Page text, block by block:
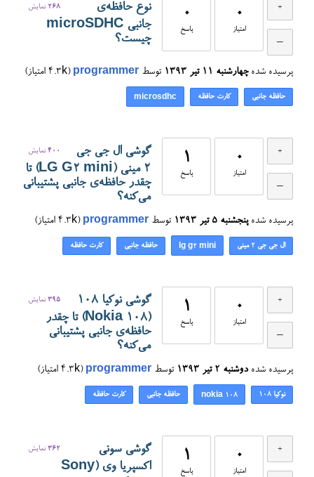
0
امتیاز
0
پاسخ
268 نمایش
نوع حافظه‌ی
جانبی microSDHC
چیست؟
پرسیده شده چهارشنبه ۱۱ تیر ۱۳۹۳ توسط programmer
(
4.3k امتیاز)
حافظه جانبی کارت حافظه microsdhc
0
امتیاز
1
پاسخ
400 نمایش
گوشی ال جی جی
۲ مینی (LG G2 mini) تا
چقدر حافظه‌ی جانبی پشتیبانی
می‌کنه؟
پرسیده شده پنجشنبه ۵ تیر ۱۳۹۳ توسط programmer
(
4.3k امتیاز)
ال جی جی ۲ مینی lg g2 mini حافظه جانبی کارت حافظه
0
امتیاز
1
پاسخ
395 نمایش
گوشی نوکیا 108
(Nokia 108) تا چقدر
حافظه‌ی جانبی پشتیبانی
می‌کنه؟
پرسیده شده دوشنبه ۲ تیر ۱۳۹۳ توسط programmer
(
4.3k امتیاز)
نوکیا 108 nokia 108 حافظه جانبی کارت حافظه
0
امتیاز
1
پاسخ
362 نمایش
گوشی سونی
اکسپریا وی (Sony